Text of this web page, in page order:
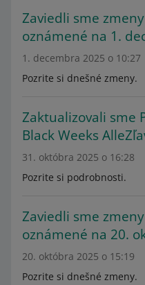
Zaviedli sme
oznámené na 1.
1. decembra 2025 o 10:27
Pozrite si dnešné zmeny.
Zaktualizovali sme
Black Weeks
31. októbra 2025 o 16:28
Pozrite si podrobnosti.
Zaviedli sme
oznámené na 20.
20. októbra 2025 o 15:19
Pozrite si dnešné zmeny.